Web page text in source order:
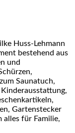
Huss-Lehmann
bestehend aus
und
Saunatuch,
Gartenstecker
alles für Familie,